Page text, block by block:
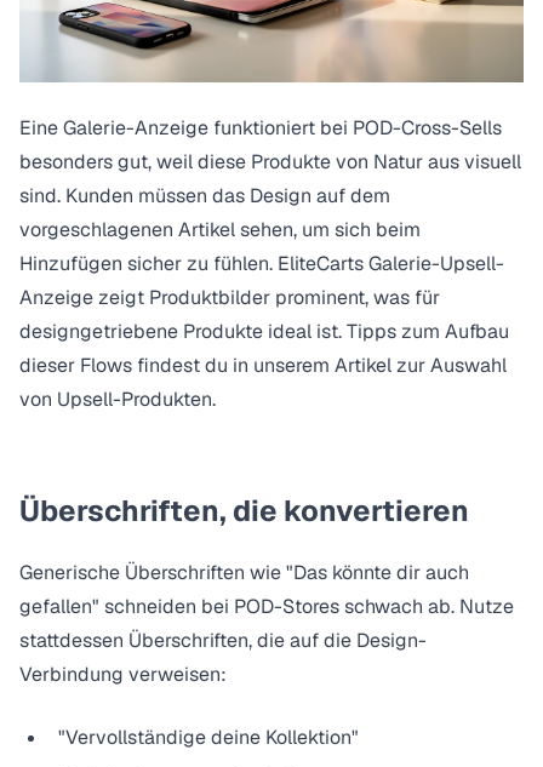
Eine Galerie-Anzeige funktioniert bei POD-Cross-Sells
besonders gut, weil diese Produkte von Natur aus visuell
sind. Kunden müssen das Design auf dem
vorgeschlagenen Artikel sehen, um sich beim
Hinzufügen sicher zu fühlen. EliteCarts Galerie-Upsell-
Anzeige zeigt Produktbilder prominent, was für
designgetriebene Produkte ideal ist. Tipps zum Aufbau
dieser Flows findest du in unserem Artikel zur Auswahl
von Upsell-Produkten.
Überschriften, die konvertieren
Generische Überschriften wie "Das könnte dir auch
gefallen" schneiden bei POD-Stores schwach ab. Nutze
stattdessen Überschriften, die auf die Design-
Verbindung verweisen:
"Vervollständige deine Kollektion"